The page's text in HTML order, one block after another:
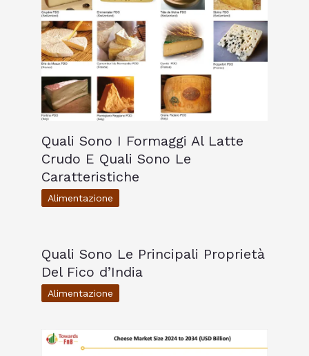
Quali Sono I Formaggi Al Latte
Crudo E Quali Sono Le
Caratteristiche
Alimentazione
Quali Sono Le Principali Proprietà
Del Fico d’India
Alimentazione